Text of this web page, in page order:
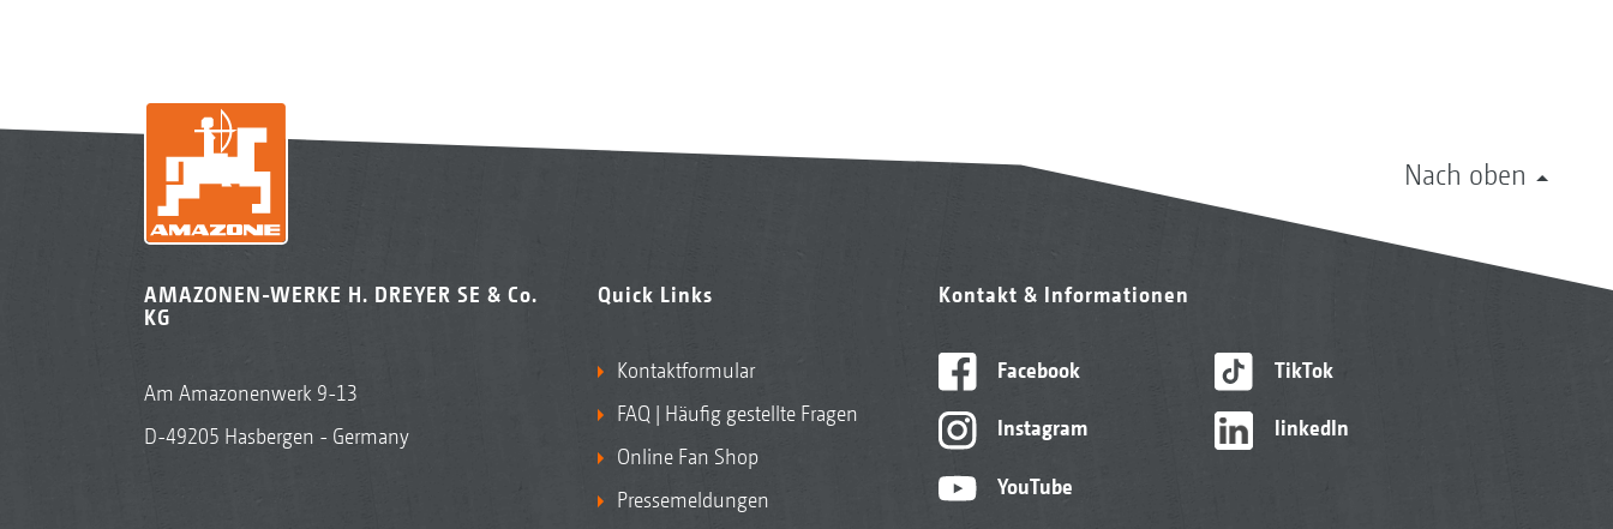
Nach oben
AMAZONEN-WERKE H. DREYER SE & Co.
KG
Am Amazonenwerk 9-13
D-49205 Hasbergen - Germany
Quick Links
Kontaktformular
FAQ | Häufig gestellte Fragen
Online Fan Shop
Pressemeldungen
Kontakt & Informationen
Facebook
Instagram
YouTube
TikTok
linkedIn